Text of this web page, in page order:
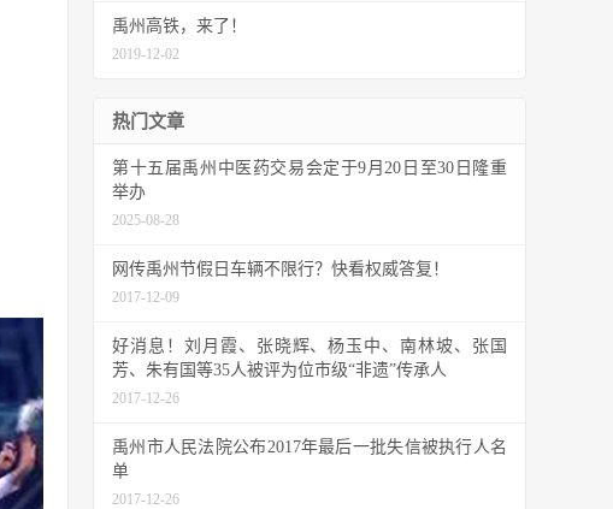
禹州高铁，来了！
2019-12-02
热门文章
第十五届禹州中医药交易会定于9月20日至30日隆重
举办
2025-08-28
网传禹州节假日车辆不限行？快看权威答复！
2017-12-09
好消息！刘月霞、张晓辉、杨玉中、南林坡、张国
芳、朱有国等35人被评为位市级“非遗”传承人
2017-12-26
禹州市人民法院公布2017年最后一批失信被执行人名
单
2017-12-26